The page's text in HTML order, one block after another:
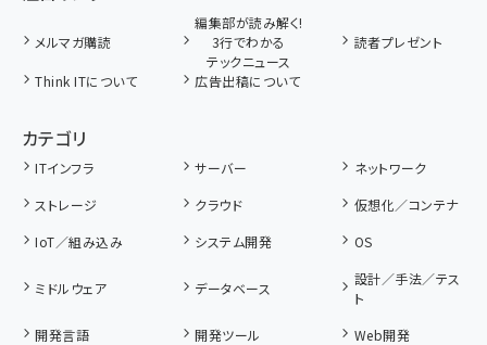
メルマガ購読
編集部が読み解く!
3行でわかる
テックニュース
読者プレゼント
Think ITについて 広告出稿について
カテゴリ
ITインフラ サーバー
ネットワーク
ストレージ
クラウド
仮想化／コンテナ
IoT／組み込み
システム開発 OS
ミドルウェア データベース
設計／手法／テス
ト
開発言語
開発ツール
Web開発